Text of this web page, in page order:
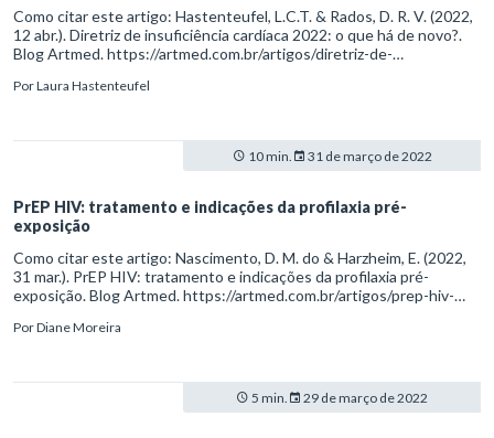
Como citar este artigo: Hastenteufel, L.C.T. & Rados, D. R. V. (2022,
12 abr.). Diretriz de insuficiência cardíaca 2022: o que há de novo?.
Blog Artmed. https://artmed.com.br/artigos/diretriz-de-
PorLaura Hastenteufel
10 min. 31 de março de 2022
PrEP HIV: tratamento e indicações da profilaxia pré-
exposição
Como citar este artigo: Nascimento, D. M. do & Harzheim, E. (2022,
31 mar.). PrEP HIV: tratamento e indicações da profilaxia pré-
exposição. Blog Artmed. https://artmed.com.br/artigos/prep-hiv-
PorDiane Moreira
5 min. 29 de março de 2022